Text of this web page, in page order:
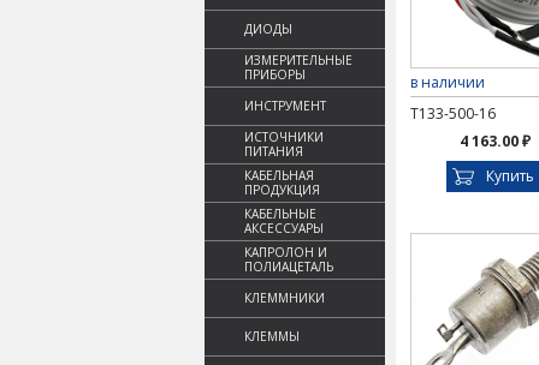
ДИОДЫ
ИЗМЕРИТЕЛЬНЫЕ
ПРИБОРЫ
ИНСТРУМЕНТ
ИСТОЧНИКИ
ПИТАНИЯ
КАБЕЛЬНАЯ
ПРОДУКЦИЯ
КАБЕЛЬНЫЕ
АКСЕССУАРЫ
КАПРОЛОН И
ПОЛИАЦЕТАЛЬ
КЛЕММНИКИ
КЛЕММЫ
в наличии
Т133-500-16
4 163.00 ₽
Купить